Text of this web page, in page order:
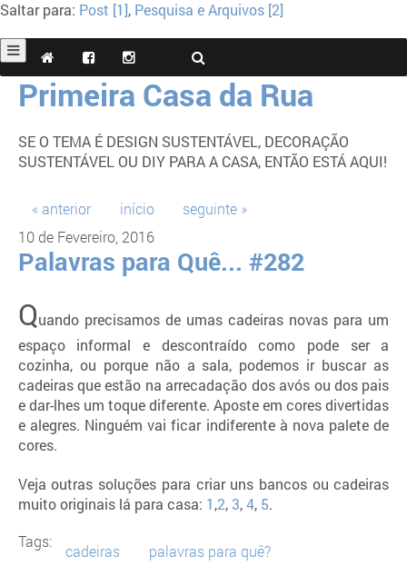
Saltar para: Post [1], Pesquisa e Arquivos [2]
Primeira Casa da Rua
SE O TEMA É DESIGN SUSTENTÁVEL, DECORAÇÃO
SUSTENTÁVEL OU DIY PARA A CASA, ENTÃO ESTÁ AQUI!
« anterior início
seguinte »
10 de Fevereiro, 2016
Palavras para Quê... #282
Quando precisamos de umas cadeiras novas para um
espaço informal e descontraído como pode ser a
cozinha, ou porque não a sala, podemos ir buscar as
cadeiras que estão na arrecadação dos avós ou dos pais
e dar-lhes um toque diferente. Aposte em cores divertidas
e alegres. Ninguém vai ficar indiferente à nova palete de
cores.
Veja outras soluções para criar uns bancos ou cadeiras
muito originais lá para casa: 1 ,2, 3, 4, 5.
Tags:
cadeiras palavras para quê?